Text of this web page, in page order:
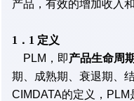
产品，有效的增加收入
1．1 定义
PLM，即产品生命周
期、成熟期、衰退期、
CIMDATA的定义，